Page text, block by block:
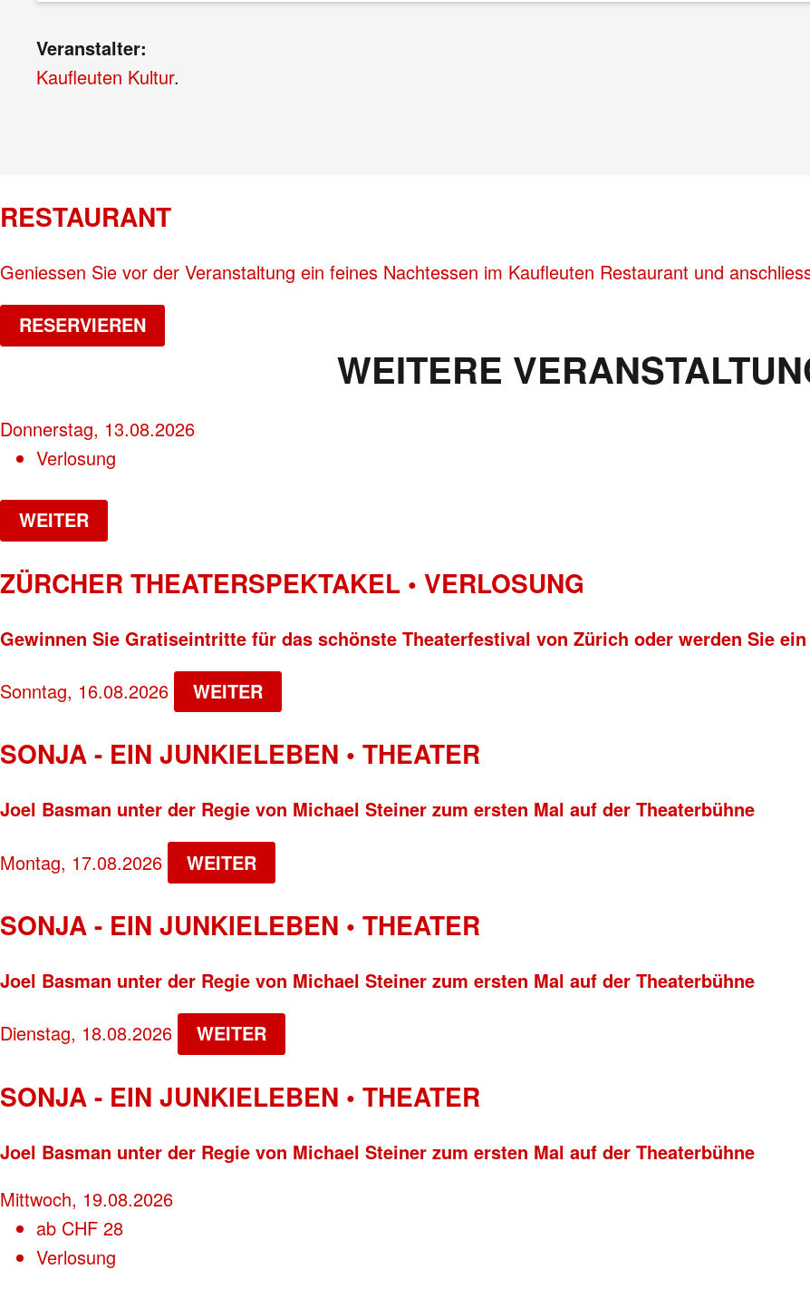
Veranstalter:
Kaufleuten Kultur.
RESTAURANT
Geniessen Sie vor der Veranstaltung ein feines Nachtessen im Kaufleuten Restaurant und
RESERVIEREN
WEITERE
Donnerstag, 13.08.2026
Verlosung
WEITER
ZÜRCHER THEATERSPEKTAKEL • VERLOSUNG
Gewinnen Sie Gratiseintritte für das schönste Theaterfestival von Zürich oder werden Sie
Sonntag, 16.08.2026 WEITER
SONJA - EIN JUNKIELEBEN • THEATER
Joel Basman unter der Regie von Michael Steiner zum ersten Mal auf der Theaterbühne
Montag, 17.08.2026 WEITER
SONJA - EIN JUNKIELEBEN • THEATER
Joel Basman unter der Regie von Michael Steiner zum ersten Mal auf der Theaterbühne
Dienstag, 18.08.2026 WEITER
SONJA - EIN JUNKIELEBEN • THEATER
Joel Basman unter der Regie von Michael Steiner zum ersten Mal auf der Theaterbühne
Mittwoch, 19.08.2026
ab CHF 28
Verlosung